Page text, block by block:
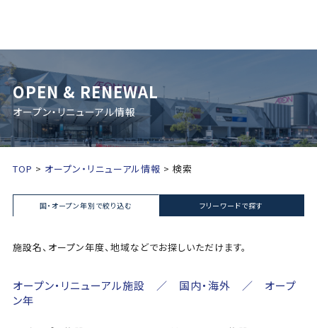
OPEN & RENEWAL
オープン・リニューアル情報
TOP オープン・リニューアル情報 検索
国・オープン年別で絞り込む フリーワードで探す
施設名、オープン年度、地域などでお探しいただけます。
オープン・リニューアル施設 ／ 国内・海外 ／ オープ
ン年